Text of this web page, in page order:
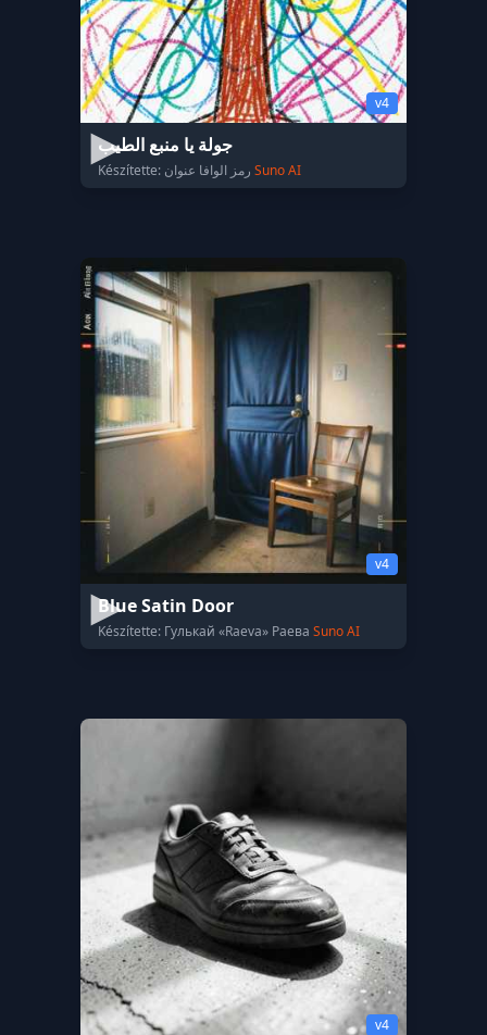
v4
جولة يا منبع الطيب
Suno AI
v4
Blue Satin Door
Készítette: Гулькай «Raeva» Раева Suno AI
v4